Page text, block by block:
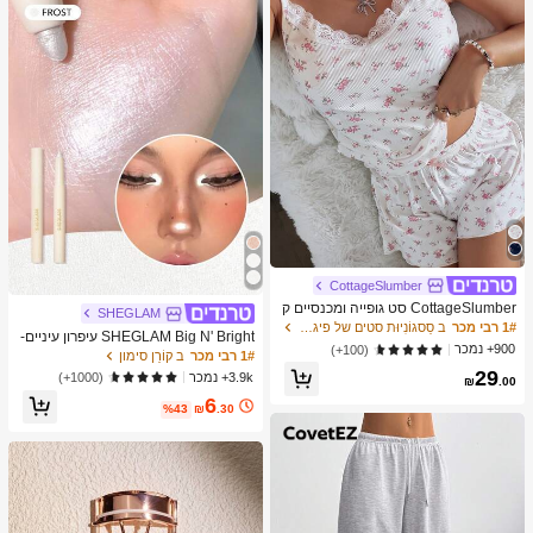
CottageSlumber
CottageSlumber סט גופייה ומכנסיים ק
צרים סרוגים עם שוליים נצנצים וקונטרס
ט תחרה
1# רבי מכר
900+ נמכר
(100+)
₪29.00
SHEGLAM
SHEGLAM Big N' Bright עיפרון עיניים-
Frost מותג יופי קוסמטיקה איפור לנשים ו
לנערות
1# רבי מכר
ב קוֹרֵן סימון
3.9k+ נמכר
(1000+)
₪6.30
%43